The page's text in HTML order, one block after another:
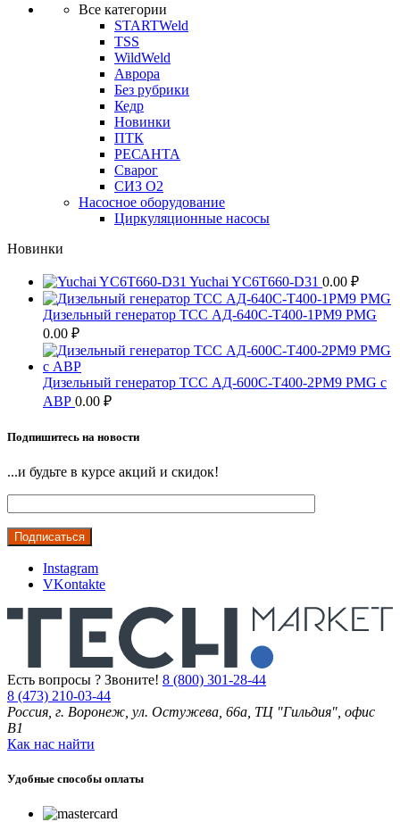
Все категории
STARTWeld
TSS
WildWeld
Аврора
Без рубрики
Кедр
Новинки
ПТК
РЕСАНТА
Сварог
СИЗ О2
Насосное оборудование
Циркуляционные насосы
Новинки
Yuchai YC6T660-D31 0.00 ₽
Дизельный генератор ТСС АД-640С-Т400-1РМ9 PMG
0.00 ₽
Дизельный генератор ТСС АД-600С-Т400-2РМ9 PMG c
АВР 0.00 ₽
Подпишитесь на новости
...и будьте в курсе акций и скидок!
Instagram
VKontakte
Есть вопросы ? Звоните! 8 (800) 301-28-44
8 (473) 210-03-44
Россия, г. Воронеж, ул. Остужева, 66а, ТЦ "Гильдия", офис
В1
Как нас найти
Удобные способы оплаты